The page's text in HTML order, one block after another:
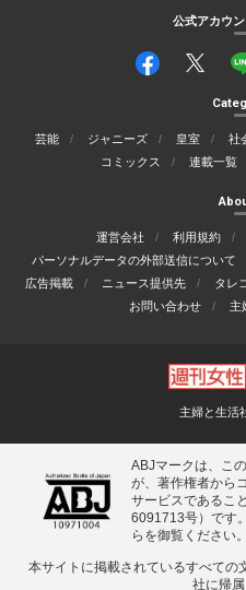
公式アカウ
芸能 ジャニーズ 皇室 社
コミックス
連載一覧
運営会社 利用規約
パーソナルデータの外部送信について
広告掲載
ニュース提供先 タレ
お問い合わせ
主
主婦と生活
ABJマークは、こ
が、著作権者から
サービスであるこ
6091713号）です
らを御覧ください。
本サイトに掲載されているすべての
社に帰属